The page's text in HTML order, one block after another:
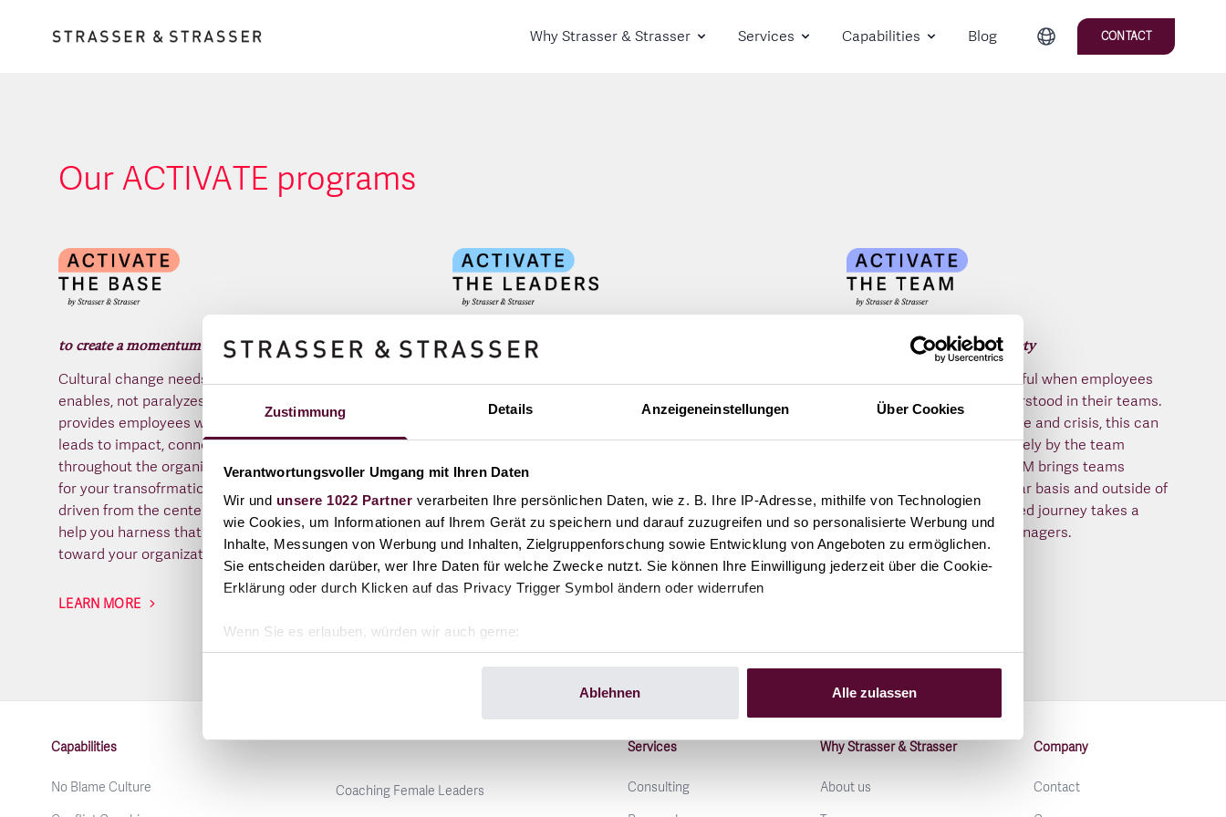
Zustimmung Details Anzeigeneinstellungen Über Cookies
Verantwortungsvoller Umgang mit Ihren Daten
Wir und unsere 1022 Partner verarbeiten Ihre persönlichen Daten, wie z. B. Ihre IP-Adresse, mithilfe von Technologien
wie Cookies, um Informationen auf Ihrem Gerät zu speichern und darauf zuzugreifen und so personalisierte Werbung und
Inhalte, Messungen von Werbung und Inhalten, Zielgruppenforschung sowie Entwicklung von Angeboten zu ermöglichen.
Sie entscheiden darüber, wer Ihre Daten für welche Zwecke nutzt. Sie können Ihre Einwilligung jederzeit über die Cookie-
Erklärung oder durch Klicken auf das Privacy Trigger Symbol ändern oder widerrufen
Wenn Sie es erlauben, würden wir auch gerne:
Informationen über Ihre geografische Lage erfassen, welche bis auf einige Meter genau sein können
und die Zugriffe auf unsere Website zu analysieren. Außerdem geben wir Informationen zu Ihrer Verwendung unserer
Website an unsere Partner für soziale Medien, Werbung und Analysen weiter. Unsere Partner führen diese Informationen
Ablehnen Alle zulassen
Why Strasser & Strasser Services Capabilities Blog CONTACT
Our ACTIVATE programs
to create a momentum
Cultural change needs a "base" that pushes and
enables, not paralyzes. ACTIVATE THE BASE
provides employees with personal growth that
leads to impact, connectivity and development
throughout the organization. Create momentum
for your transofrmation that is supported and
driven from the center of the organization. We
help you harness that energy and direct it
toward your organization's purpose.
LEARN MORE
to signal change from above
"Monday morning, I'm going to do something
different." ACTIVATE THE LEADERS invites
people to experiment and reflect; and to do so
close to the organizational values and with the
to provide psychological safety
Culture change is successful when employees
feel safe, secure and understood in their teams.
In times of constant change and crisis, this can
no longer be done exclusively by the team
leader. ACTIVATE THE TEAM brings teams
closer together on a regular basis and outside of
daily business. This coached journey takes a
huge weight off of your managers.
Capabilities
No Blame Culture
Coaching Female Leaders
Services
Consulting
Why Strasser & Strasser
About us
Company
Contact